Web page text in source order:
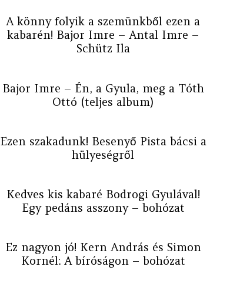
A könny folyik a szemünkből ezen a
kabarén! Bajor Imre – Antal Imre –
Schütz Ila
Bajor Imre – Én, a Gyula, meg a Tóth
Ottó (teljes album)
Ezen szakadunk! Besenyő Pista bácsi a
hülyeségről
Kedves kis kabaré Bodrogi Gyulával!
Egy pedáns asszony – bohózat
Ez nagyon jó! Kern András és Simon
Kornél: A bíróságon – bohózat